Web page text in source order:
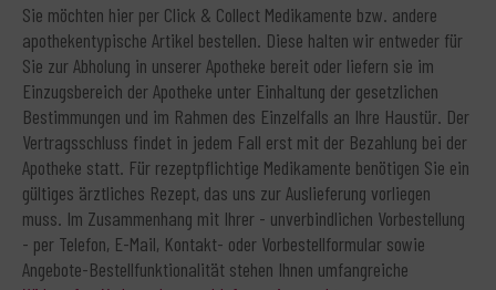
Sie möchten hier per Click & Collect Medikamente bzw. andere
apothekentypische Artikel bestellen. Diese halten wir entweder für
Sie zur Abholung in unserer Apotheke bereit oder liefern sie im
Einzugsbereich der Apotheke unter Einhaltung der gesetzlichen
Bestimmungen und im Rahmen des Einzelfalls an Ihre Haustür. Der
Vertragsschluss findet in jedem Fall erst mit der Bezahlung bei der
Apotheke statt. Für rezeptpflichtige Medikamente benötigen Sie ein
gültiges ärztliches Rezept, das uns zur Auslieferung vorliegen
muss. Im Zusammenhang mit Ihrer - unverbindlichen Vorbestellung
- per Telefon, E-Mail, Kontakt- oder Vorbestellformular sowie
Angebote-Bestellfunktionalität stehen Ihnen umfangreiche